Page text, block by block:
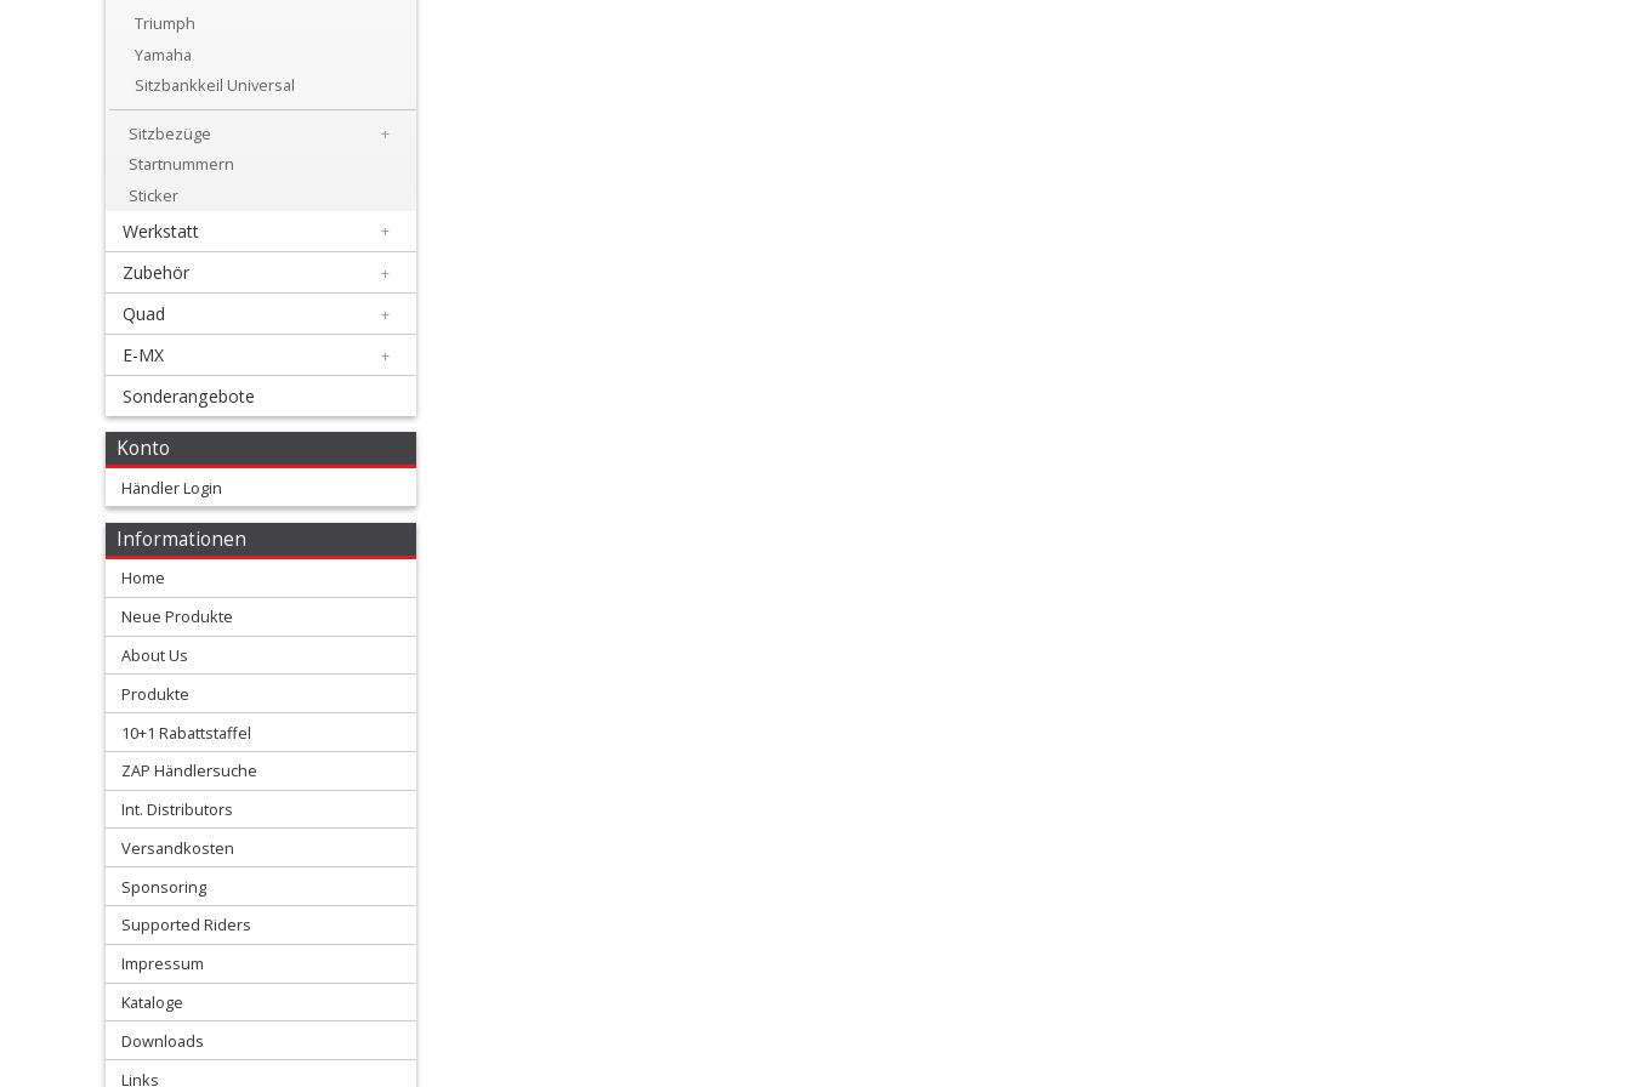
Räder
Sitzbank
Dekor
Dekorkit
Sitzbankschäume
GasGas
Honda
Husqvarna
Kawasaki
Sherco
Triumph
Yamaha
Sitzbankkeil Universal
Sitzbezüge
+
Startnummern
Sticker
Werkstatt +
Zubehör +
Quad +
E-MX +
Sonderangebote
Konto
Händler Login
Informationen
Home
Neue Produkte
About Us
Produkte
10+1 Rabattstaffel
ZAP Händlersuche
Int. Distributors
Versandkosten
Sponsoring
Supported Riders
Impressum
Kataloge
Downloads
Links